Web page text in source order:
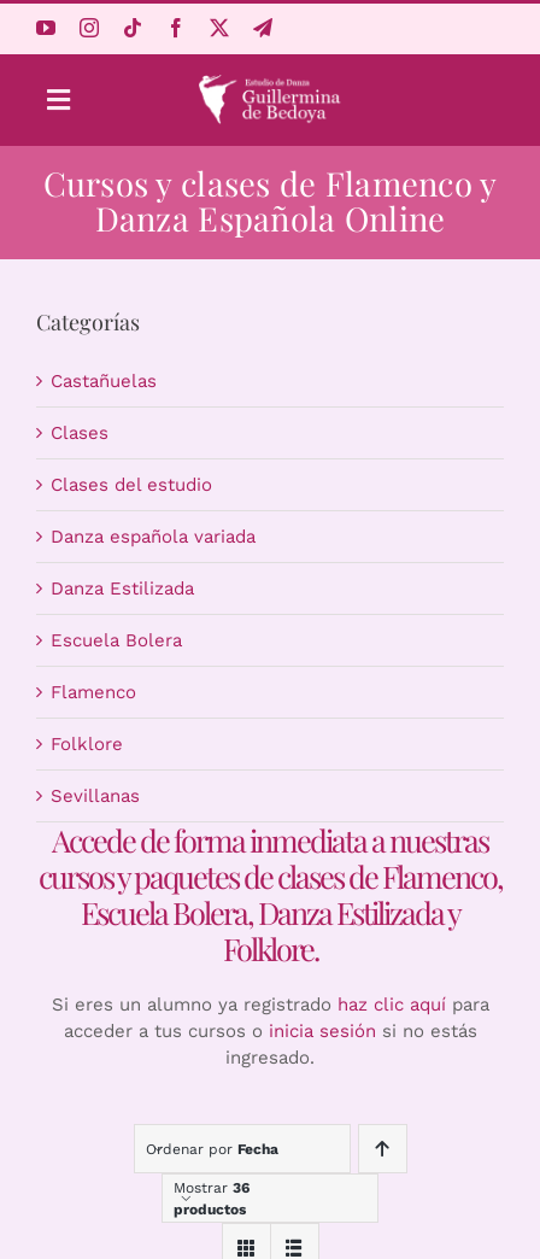
Toggle
Navigation
Aprende Online
Estudio
Carrito
Cursos y clases de Flamenco y
Danza Española Online
Categorías
Castañuelas
Clases
Clases del estudio
Danza española variada
Danza Estilizada
Escuela Bolera
Flamenco
Folklore
Sevillanas
Accede de forma inmediata a nuestras
cursos y paquetes de clases de Flamenco,
Escuela Bolera, Danza Estilizada y
Folklore.
Si eres un alumno ya registrado haz clic aquípara
acceder a tus cursos o inicia sesión si no estás
ingresado.
Ordenar por Fecha
Mostrar 36
productos